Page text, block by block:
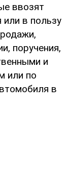
ввозят
или в пользу
поручения,
и
или по
в